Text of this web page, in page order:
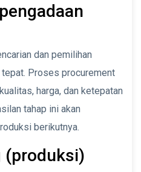
dan pemilihan
Proses procurement
harga, dan ketepatan
tahap ini akan
berikutnya.
(produksi)